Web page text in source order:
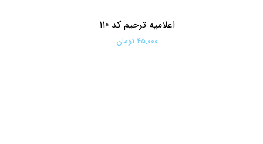
اعلامیه ترحیم کد 110
۴۵,۰۰۰ تومان